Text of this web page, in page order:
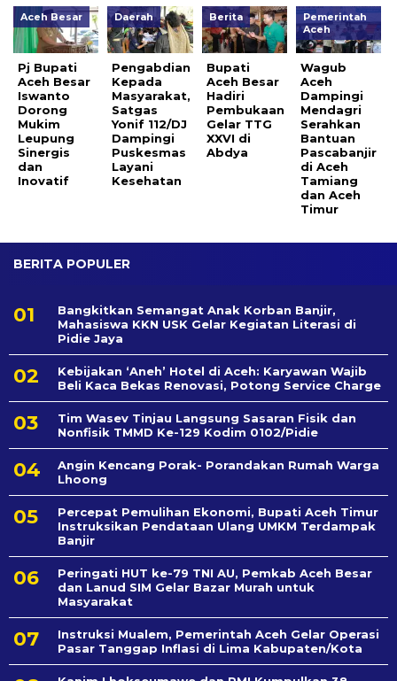
Aceh Besar
Pj Bupati
Aceh Besar
Iswanto
Dorong
Mukim
Leupung
Sinergis
dan
Inovatif
Daerah
Pengabdian
Kepada
Masyarakat,
Satgas
Yonif 112/DJ
Dampingi
Puskesmas
Layani
Kesehatan
Berita
Bupati
Aceh Besar
Hadiri
Pembukaan
Gelar TTG
XXVI di
Abdya
Pemerintah
Aceh
Wagub
Aceh
Dampingi
Mendagri
Serahkan
Bantuan
Pascabanjir
di Aceh
Tamiang
dan Aceh
Timur
BERITA POPULER
Bangkitkan Semangat Anak Korban Banjir,
Mahasiswa KKN USK Gelar Kegiatan Literasi di
Pidie Jaya
Kebijakan ‘Aneh’ Hotel di Aceh: Karyawan Wajib
Beli Kaca Bekas Renovasi, Potong Service Charge
Tim Wasev Tinjau Langsung Sasaran Fisik dan
Nonfisik TMMD Ke-129 Kodim 0102/Pidie
Angin Kencang Porak- Porandakan Rumah Warga
Lhoong
Percepat Pemulihan Ekonomi, Bupati Aceh Timur
Instruksikan Pendataan Ulang UMKM Terdampak
Banjir
Peringati HUT ke-79 TNI AU, Pemkab Aceh Besar
dan Lanud SIM Gelar Bazar Murah untuk
Masyarakat
Instruksi Mualem, Pemerintah Aceh Gelar Operasi
Pasar Tanggap Inflasi di Lima Kabupaten/Kota